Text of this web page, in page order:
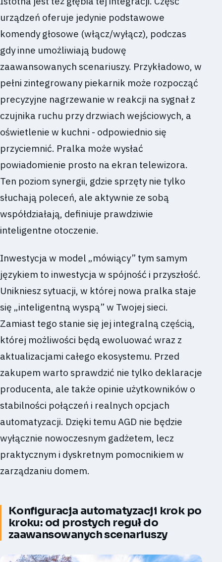
urządzeń oferuje jedynie podstawowe
komendy głosowe (włącz/wyłącz), podczas
gdy inne umożliwiają budowę
zaawansowanych scenariuszy. Przykładowo, w
pełni zintegrowany piekarnik może rozpocząć
precyzyjne nagrzewanie w reakcji na sygnał z
czujnika ruchu przy drzwiach wejściowych, a
oświetlenie w kuchni - odpowiednio się
przyciemnić. Pralka może wysłać
powiadomienie prosto na ekran telewizora.
Ten poziom synergii, gdzie sprzęty nie tylko
słuchają poleceń, ale aktywnie ze sobą
współdziałają, definiuje prawdziwie
inteligentne otoczenie.
Inwestycja w model „mówiący” tym samym
językiem to inwestycja w spójność i przyszłość.
Unikniesz sytuacji, w której nowa pralka staje
się „inteligentną wyspą” w Twojej sieci.
Zamiast tego stanie się jej integralną częścią,
której możliwości będą ewoluować wraz z
aktualizacjami całego ekosystemu. Przed
zakupem warto sprawdzić nie tylko deklaracje
producenta, ale także opinie użytkowników o
stabilności połączeń i realnych opcjach
automatyzacji. Dzięki temu AGD nie będzie
wyłącznie nowoczesnym gadżetem, lecz
praktycznym i dyskretnym pomocnikiem w
zarządzaniu domem.
Konfiguracja automatyzacji krok po
kroku: od prostych reguł do
zaawansowanych scenariuszy